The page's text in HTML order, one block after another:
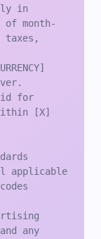
in
month-
taxes,
for
[X]
applicable
any